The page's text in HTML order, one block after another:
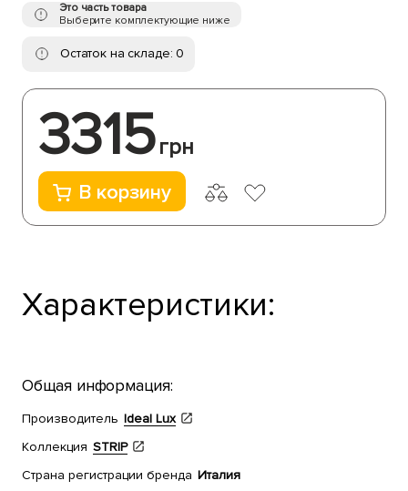
Это часть товара
Выберите комплектующие ниже
Остаток на складе: 0
3315грн
В корзину
Характеристики:
Общая информация:
Производитель Ideal Lux
Коллекция STRIP
Страна регистрации бренда Италия